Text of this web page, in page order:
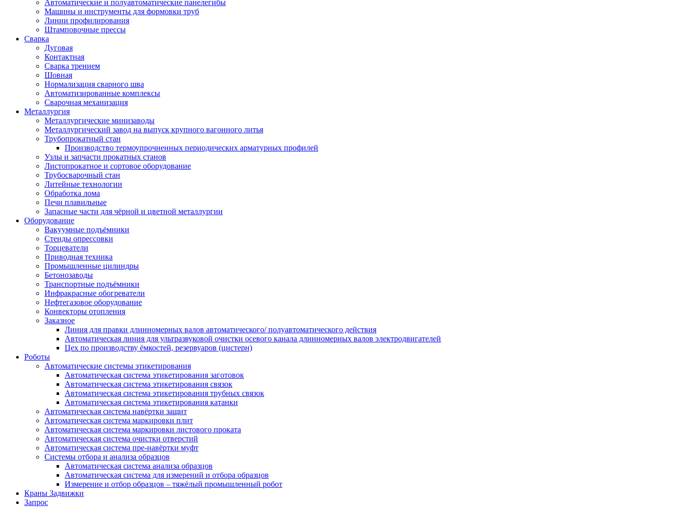
Автоматические и полуавтоматические панелегибы
Машины и инструменты для формовки труб
Линии профилирования
Штамповочные прессы
Сварка
Дуговая
Контактная
Сварка трением
Шовная
Нормализация сварного шва
Автоматизированные комплексы
Сварочная механизация
Металлургия
Металлургические минизаводы
Металлургический завод на выпуск крупного вагонного литья
Трубопрокатный стан
Производство термоупрочненных периодических арматурных профилей
Узлы и запчасти прокатных станов
Листопрокатное и сортовое оборудование
Трубосварочный стан
Литейные технологии
Обработка лома
Печи плавильные
Запасные части для чёрной и цветной металлургии
Оборудование
Вакуумные подъёмники
Стенды опрессовки
Торцеватели
Приводная техника
Промышленные цилиндры
Бетонозаводы
Транспортные подъёмники
Инфракрасные обогреватели
Нефтегазовое оборудование
Конвекторы отопления
Заказное
Линия для правки длинномерных валов автоматического/ полуавтоматического действия
Автоматическая линия для ультразвуковой очистки осевого канала длинномерных валов электродвигателей
Цех по производству ёмкостей, резервуаров (цистерн)
Роботы
Автоматические системы этикетирования
Автоматическая система этикетирования заготовок
Автоматическая система этикетирования связок
Автоматическая система этикетирования трубных связок
Автоматическая система этикетирования катанки
Автоматическая система навёртки защит
Автоматическая система маркировки плит
Автоматическая система маркировки листового проката
Автоматическая система очистки отверстий
Автоматическая система пре-навёртки муфт
Системы отбора и анализа образцов
Автоматическая система анализа образцов
Автоматическая система для измерений и отбора образцов
Измерение и отбор образцов – тяжёлый промышленный робот
Краны Задвижки
Запрос